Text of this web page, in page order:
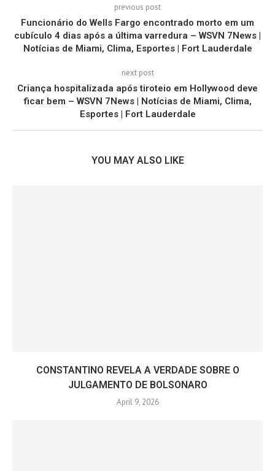
previous post
Funcionário do Wells Fargo encontrado morto em um
cubículo 4 dias após a última varredura – WSVN 7News |
Notícias de Miami, Clima, Esportes | Fort Lauderdale
next post
Criança hospitalizada após tiroteio em Hollywood deve
ficar bem – WSVN 7News | Notícias de Miami, Clima,
Esportes | Fort Lauderdale
YOU MAY ALSO LIKE
CONSTANTINO REVELA A VERDADE SOBRE O
JULGAMENTO DE BOLSONARO
April 9, 2026